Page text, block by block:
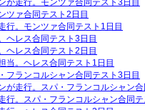
が走行。モンツァ合同テスト3日目
ツァ合同テスト2日目
行。モンツァ合同テスト1日目
ヘレス合同テスト3日目
ヘレス合同テスト2日目
当。ヘレス合同テスト1日目
フランコルシャン合同テスト3日目
が走行。スパ・フランコルシャン合
行。スパ・フランコルシャン合同テ